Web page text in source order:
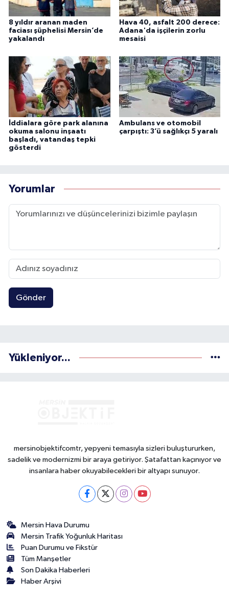
8 yıldır aranan maden
faciası şüphelisi Mersin’de
yakalandı
Hava 40, asfalt 200 derece:
Adana'da işçilerin zorlu
mesaisi
İddialara göre park alanına
okuma salonu inşaatı
başladı, vatandaş tepki
gösterdi
Ambulans ve otomobil
çarpıştı: 3’ü sağlıkçı 5 yaralı
Yorumlar
Gönder
Yükleniyor...
mersinobjektifcomtr, yepyeni temasıyla sizleri buluştururken,
sadelik ve modernizmi bir araya getiriyor. Şatafattan kaçınıyor ve
insanlara haber okuyabilecekleri bir altyapı sunuyor.
Mersin Hava Durumu
Mersin Trafik Yoğunluk Haritası
Puan Durumu ve Fikstür
Tüm Manşetler
Son Dakika Haberleri
Haber Arşivi